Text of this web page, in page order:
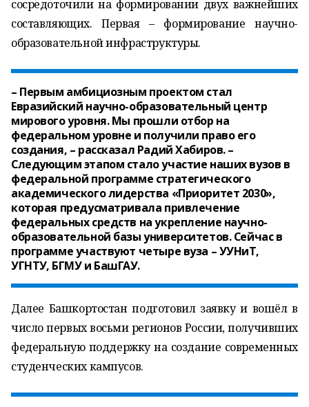
сосредоточили на формировании двух важнейших
составляющих. Первая – формирование научно-
образовательной инфраструктуры.
– Первым амбициозным проектом стал
Евразийский научно-образовательный центр
мирового уровня. Мы прошли отбор на
федеральном уровне и получили право его
создания, – рассказал Радий Хабиров. –
Следующим этапом стало участие наших вузов в
федеральной программе стратегического
академического лидерства «Приоритет 2030»,
которая предусматривала привлечение
федеральных средств на укрепление научно-
образовательной базы университетов. Сейчас в
программе участвуют четыре вуза – УУНиТ,
УГНТУ, БГМУ и БашГАУ.
Далее Башкортостан подготовил заявку и вошёл в
число первых восьми регионов России, получивших
федеральную поддержку на создание современных
студенческих кампусов.